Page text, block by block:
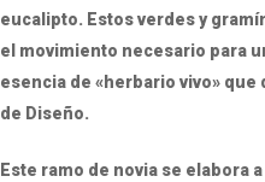
eucalipto. Estos verdes y
el movimiento necesario para
esencia de «herbario vivo»
de Diseño.
Este ramo de novia se elabora